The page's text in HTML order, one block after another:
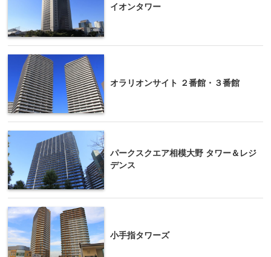
イオンタワー
オラリオンサイト ２番館・３番館
パークスクエア相模大野 タワー＆レジ
デンス
小手指タワーズ